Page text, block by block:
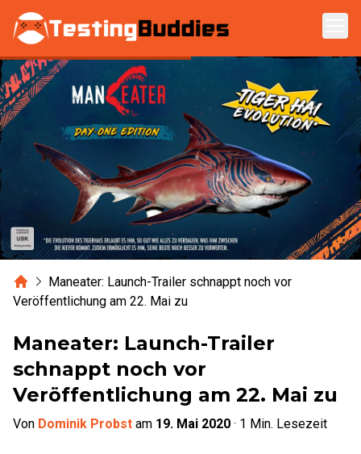
Zum Hauptinhalt springen
HomeManeater: Launch-Trailer schnappt noch vor
Veröffentlichung am 22. Mai zu
Maneater: Launch-Trailer
schnappt noch vor
Veröffentlichung am 22. Mai zu
Von Dominik Probst am 19. Mai 2020 · 1 Min. Lesezeit